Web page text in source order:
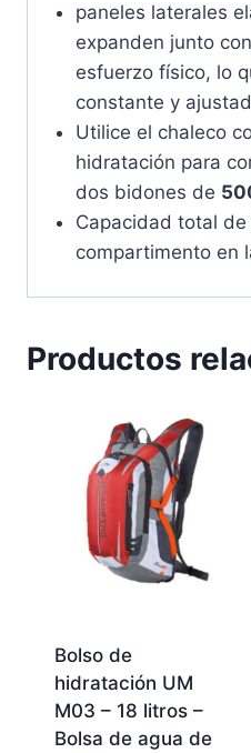
paneles laterales
expanden junto
esfuerzo físico, lo
constante y
Utilice el chaleco
hidratación para
dos bidones de
Capacidad total de
compartimento en
Productos
Bolso de
hidratación UM
M03 – 18 litros –
Bolsa de agua de